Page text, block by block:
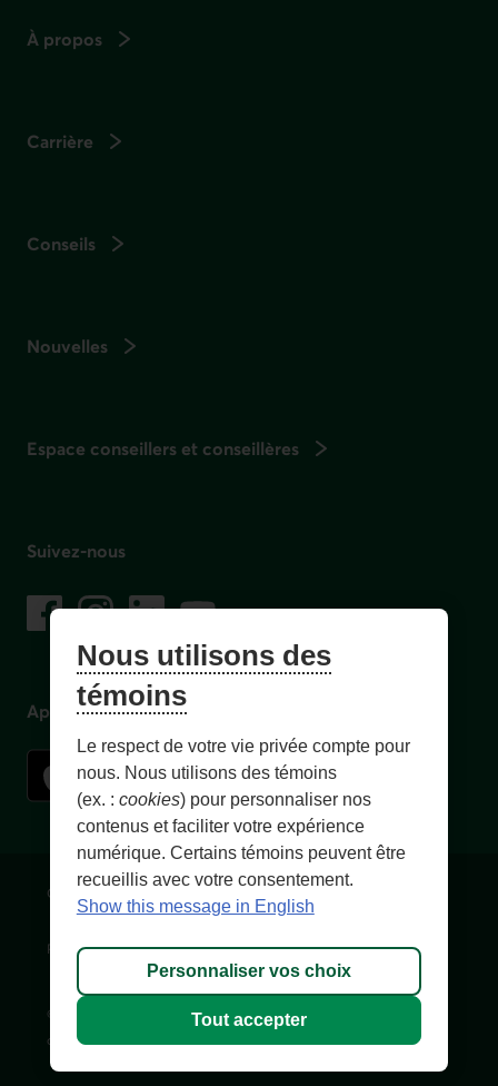
À propos
Carrière
Conseils
Nouvelles
Espace conseillers et conseillères
Suivez-nous
Facebook
– Lien externe au site. Cet hyperlien s'ouvrira dans une
Instagram
– Lien externe au site. Cet hyperlien s'ouvrira dans
LinkedIn
– Lien externe au site. Cet hyperlien
YouTube
– Lien externe au site. Cet hyperlien
Application mobile
Conditions d'utilisation et notes légales
Personnaliser les témoins Accessibilité Plan du site
© 1996-
, Fédération des caisses Desjardins du Québec. Tous
droits réservés.
Nous utilisons des
témoins
Le respect de votre vie privée compte pour
nous. Nous utilisons des témoins
(ex. : cookies) pour personnaliser nos
contenus et faciliter votre expérience
numérique. Certains témoins peuvent être
recueillis avec votre consentement.
Show this message in English
Personnaliser vos choix
Tout accepter